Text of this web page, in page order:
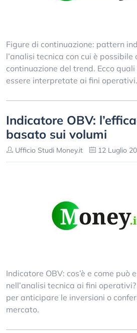
Figure di continuazione: pattern
l’analisi tecnica con cui è
continuazione del trend. Ecco
essere interpretate ai fini operativi.
Indicatore OBV:
basato sui volumi
Ufficio Studi Money.it 12 Luglio
Indicatore OBV: cos’è e come può
nell’analisi tecnica ai fini
per anticipare le inversioni o
mercato.